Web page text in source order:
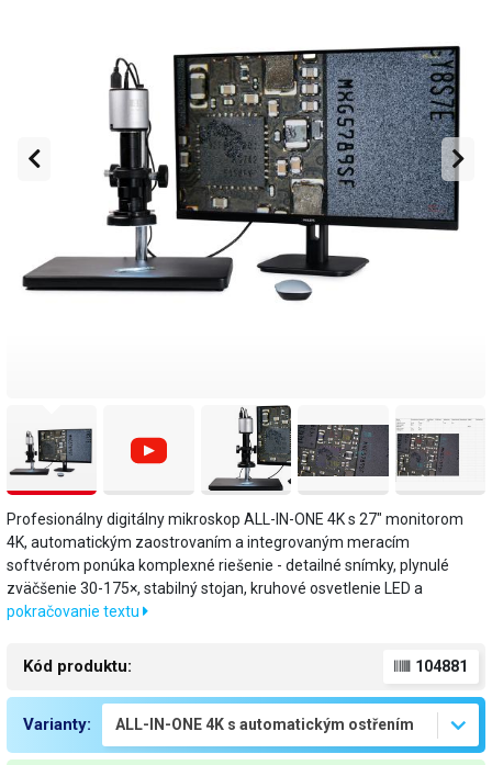
Profesionálny digitálny mikroskop ALL-IN-ONE 4K s 27" monitorom
4K, automatickým zaostrovaním a integrovaným meracím
softvérom ponúka komplexné riešenie - detailné snímky, plynulé
zväčšenie 30-175×, stabilný stojan, kruhové osvetlenie LED a
pokračovanie textu
Kód produktu: 104881
Varianty: